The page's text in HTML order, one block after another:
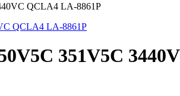
QCLA4 LA-8861P
351V5C